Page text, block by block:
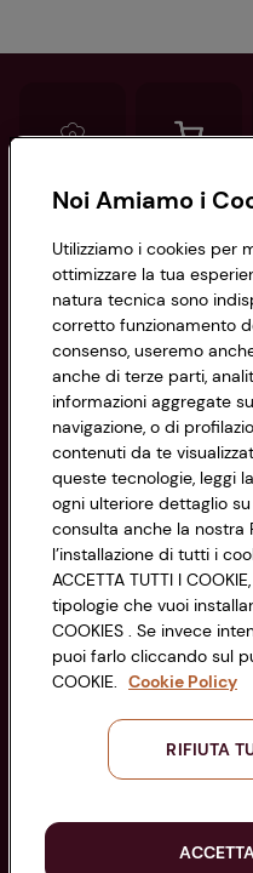
Conad Spesa online
Informazioni
Privacy Policy
Cookie Policy
Impostazioni Cookie
Accessibilità
CONAD SOCIETÀ
Via Michelino, 59 |
Codice Fiscale e
di Bologna 00865960157
PARTITA IVA
Seguici sui Social:
Ricette
Noi Amiamo i
Utilizziamo i cookies per
ottimizzare la tua
natura tecnica sono
corretto funzionamento
consenso, useremo
anche di terze parti,
informazioni aggregate
navigazione, o di
contenuti da te
queste tecnologie, leggi
ogni ulteriore dettaglio
consulta anche la nostra
l’installazione di tutti i
ACCETTA TUTTI I
tipologie che vuoi
COOKIES . Se invece
puoi farlo cliccando sul
COOKIE. Cookie Policy
RIFIUTA